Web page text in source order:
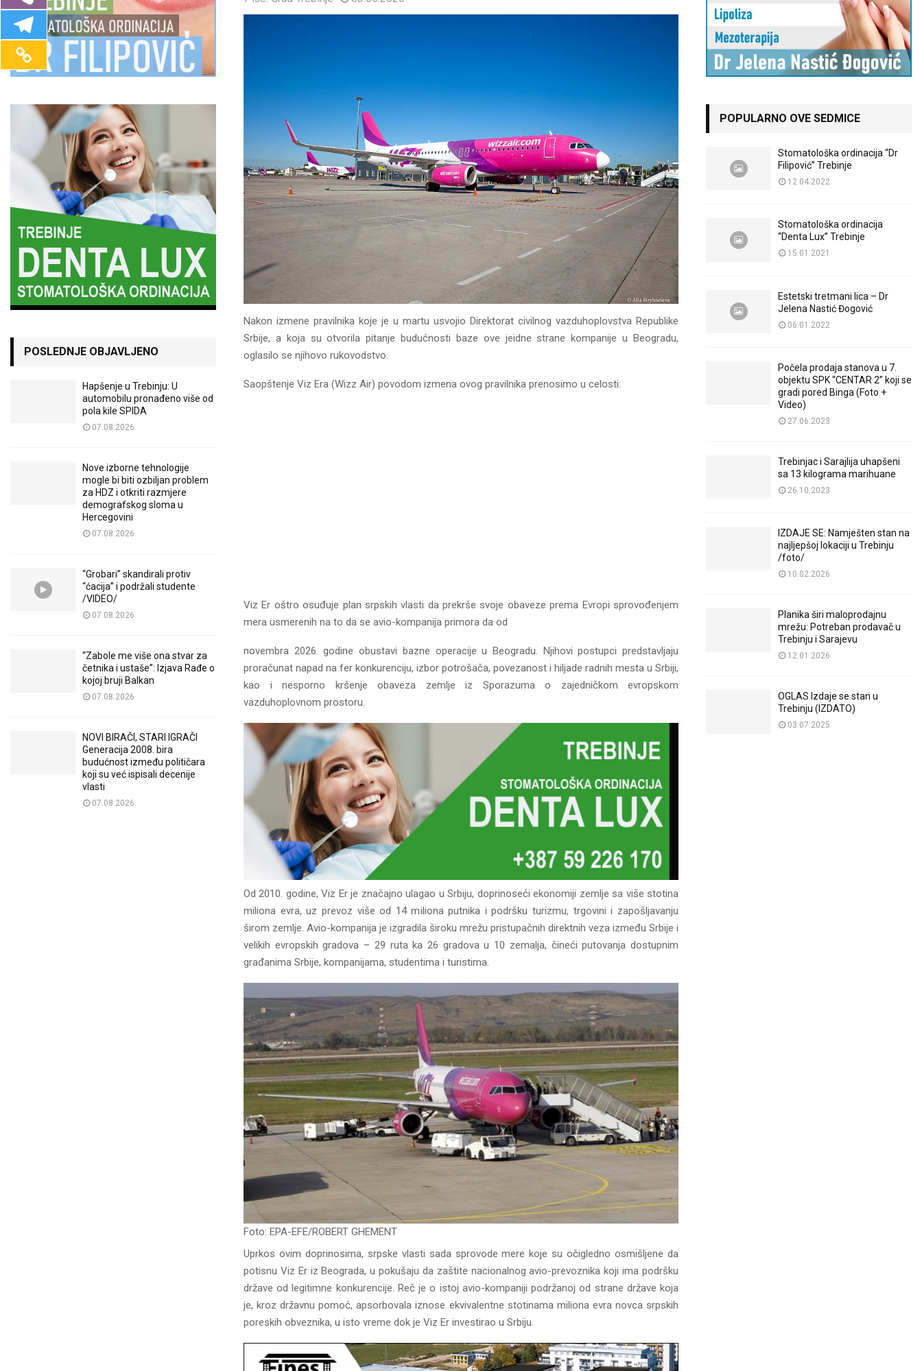
Nakon izmene pravilnika koje je u martu usvojio Direktorat civilnog vazduhoplovstva Republike
Srbije, a koja su otvorila pitanje budućnosti baze ove jeidne strane kompanije u Beogradu,
oglasilo se njihovo rukovodstvo.
Saopštenje Viz Era (Wizz Air) povodom izmena ovog pravilnika prenosimo u celosti:
Viz Er oštro osuđuje plan srpskih vlasti da prekrše svoje obaveze prema Evropi sprovođenjem
mera usmerenih na to da se avio-kompanija primora da od
novembra 2026. godine obustavi bazne operacije u Beogradu. Njihovi postupci predstavljaju
proračunat napad na fer konkurenciju, izbor potrošača, povezanost i hiljade radnih mesta u Srbiji,
kao i nesporno kršenje obaveza zemlje iz Sporazuma o zajedničkom evropskom
vazduhoplovnom prostoru.
Od 2010. godine, Viz Er je značajno ulagao u Srbiju, doprinoseći ekonomiji zemlje sa više stotina
miliona evra, uz prevoz više od 14 miliona putnika i podršku turizmu, trgovini i zapošljavanju
širom zemlje. Avio-kompanija je izgradila široku mrežu pristupačnih direktnih veza između Srbije i
velikih evropskih gradova – 29 ruta ka 26 gradova u 10 zemalja, čineći putovanja dostupnim
građanima Srbije, kompanijama, studentima i turistima.
Foto: EPA-EFE/ROBERT GHEMENT
Uprkos ovim doprinosima, srpske vlasti sada sprovode mere koje su očigledno osmišljene da
potisnu Viz Er iz Beograda, u pokušaju da zaštite nacionalnog avio-prevoznika koji ima podršku
države od legitimne konkurencije. Reč je o istoj avio-kompaniji podržanoj od strane države koja
je, kroz državnu pomoć, apsorbovala iznose ekvivalentne stotinama miliona evra novca srpskih
poreskih obveznika, u isto vreme dok je Viz Er investirao u Srbiju.
POSLEDNJE OBJAVLJENO
Hapšenje u Trebinju: U
automobilu pronađeno više od
pola kile SPIDA
07.08.2026
Nove izborne tehnologije
mogle bi biti ozbiljan problem
za HDZ i otkriti razmjere
demografskog sloma u
Hercegovini
07.08.2026
“Grobari” skandirali protiv
“ćacija” i podržali studente
/VIDEO/
07.08.2026
“Zabole me više ona stvar za
četnika i ustaše”: Izjava Rađe o
kojoj bruji Balkan
07.08.2026
NOVI BIRAČI, STARI IGRAČI
Generacija 2008. bira
budućnost između političara
koji su već ispisali decenije
vlasti
07.08.2026
POPULARNO OVE SEDMICE
Stomatološka ordinacija “Dr
Filipović” Trebinje
12.04.2022
Stomatološka ordinacija
“Denta Lux” Trebinje
15.01.2021
Estetski tretmani lica – Dr
Jelena Nastić Đogović
06.01.2022
Počela prodaja stanova u 7.
objektu SPK “CENTAR 2” koji se
gradi pored Binga (Foto +
Video)
27.06.2023
Trebinjac i Sarajlija uhapšeni
sa 13 kilograma marihuane
26.10.2023
IZDAJE SE: Namješten stan na
najljepšoj lokaciji u Trebinju
/foto/
10.02.2026
Planika širi maloprodajnu
mrežu: Potreban prodavač u
Trebinju i Sarajevu
12.01.2026
OGLAS Izdaje se stan u
Trebinju (IZDATO)
03.07.2025